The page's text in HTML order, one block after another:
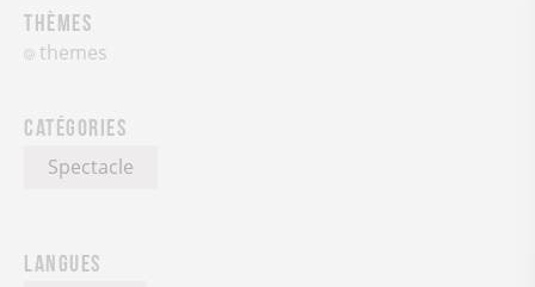
Thèmes
themes
Catégories
Spectacle
Langues